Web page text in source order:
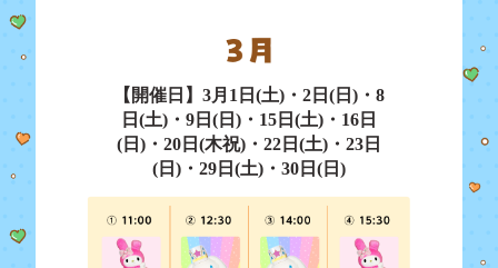
【開催日】3月1日(土)・2日(日)・8
日(土)・9日(日)・15日(土)・16日
(日)・20日(木祝)・22日(土)・23日
(日)・29日(土)・30日(日)